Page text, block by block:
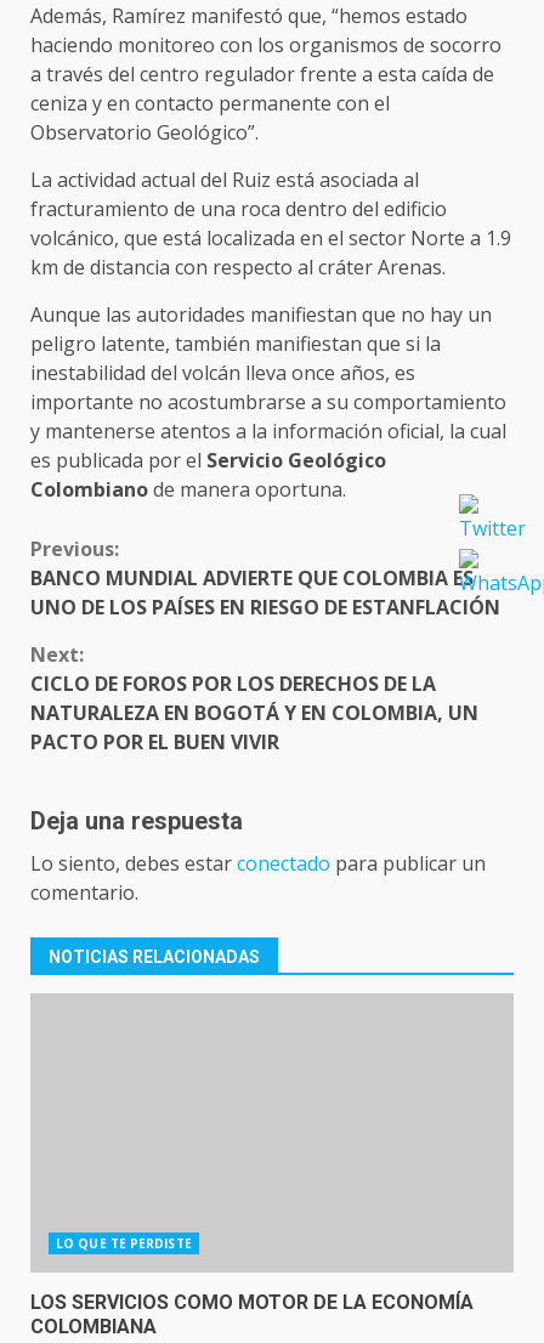
Además, Ramírez manifestó que, “hemos estado
haciendo monitoreo con los organismos de socorro
a través del centro regulador frente a esta caída de
ceniza y en contacto permanente con el
Observatorio Geológico”.
La actividad actual del Ruiz está asociada al
fracturamiento de una roca dentro del edificio
volcánico, que está localizada en el sector Norte a 1.9
km de distancia con respecto al cráter Arenas.
Aunque las autoridades manifiestan que no hay un
peligro latente, también manifiestan que si la
inestabilidad del volcán lleva once años, es
importante no acostumbrarse a su comportamiento
y mantenerse atentos a la información oficial, la cual
es publicada por el Servicio Geológico
Colombianode manera oportuna.
CONTINUE
READING
Previous:
BANCO MUNDIAL ADVIERTE QUE COLOMBIA ES
UNO DE LOS PAÍSES EN RIESGO DE ESTANFLACIÓN
Next:
CICLO DE FOROS POR LOS DERECHOS DE LA
NATURALEZA EN BOGOTÁ Y EN COLOMBIA, UN
PACTO POR EL BUEN VIVIR
Deja una respuesta
Lo siento, debes estarconectado para publicar un
comentario.
NOTICIAS RELACIONADAS
LO QUE TE PERDISTE
LOS SERVICIOS COMO MOTOR DE LA ECONOMÍA
COLOMBIANA